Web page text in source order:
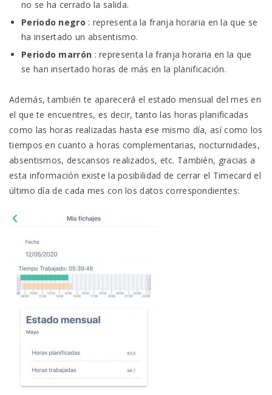
no se ha cerrado la salida.
Periodo negro : representa la franja horaria en la que se
ha insertado un absentismo.
Periodo marrón : representa la franja horaria en la que
se han insertado horas de más en la planificación.
Además, también te aparecerá el estado mensual del mes en
el que te encuentres, es decir, tanto las horas planificadas
como las horas realizadas hasta ese mismo día, así como los
tiempos en cuanto a horas complementarias, nocturnidades,
absentismos, descansos realizados, etc. También, gracias a
esta información existe la posibilidad de cerrar el Timecard el
último día de cada mes con los datos correspondientes: